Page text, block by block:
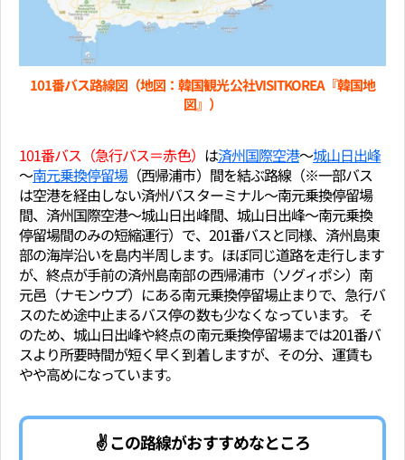
101番バス路線図（地図：韓国観光公社VISITKOREA『韓国地
図』）
101番バス（急行バス＝赤色） は済州国際空港～城山日出峰
～南元乗換停留場（西帰浦市）間を結ぶ路線（※一部バス
は空港を経由しない済州バスターミナル～南元乗換停留場
間、済州国際空港～城山日出峰間、城山日出峰～南元乗換
停留場間のみの短縮運行）で、201番バスと同様、済州島東
部の海岸沿いを島内半周します。ほぼ同じ道路を走行します
が、終点が手前の済州島南部の西帰浦市（ソグィポシ）南
元邑（ナモンウプ）にある南元乗換停留場止まりで、急行バ
スのため途中止まるバス停の数も少なくなっています。 そ
のため、城山日出峰や終点の南元乗換停留場までは201番バ
スより所要時間が短く早く到着しますが、その分、運賃も
やや高めになっています。
✌ この路線がおすすめなところ